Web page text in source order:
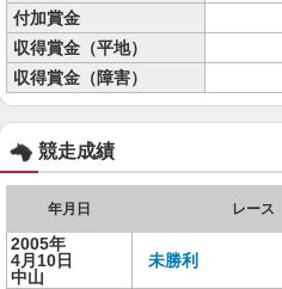
付加賞金
収得賞金（平地）
収得賞金（障害）
競走成績
年月日 レース
2005年
4月10日
中山
未勝利